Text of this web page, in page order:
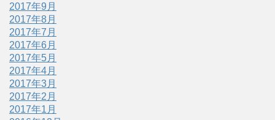
2017年9月
2017年8月
2017年7月
2017年6月
2017年5月
2017年4月
2017年3月
2017年2月
2017年1月